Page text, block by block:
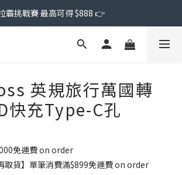
霸挑戰賽 最高可得 $888 👉
英規旅行萬國轉
快充Type-C孔
免運費 on order
取貨】單筆消費滿$899免運費 on order